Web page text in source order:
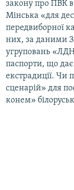
закону про ПВК в
Мінська «для
передвиборної
них, за даними
угруповань
паспорти, що дає
екстрадиції. Чи
сценарій» для
конем»